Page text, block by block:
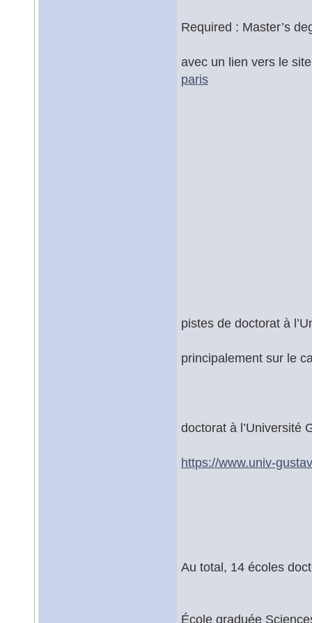
Required : Master’s
avec un lien vers le
paris
pistes de doctorat à
principalement sur le
doctorat à l’Université
https://www.univ-
Au total, 14 écoles
École graduée